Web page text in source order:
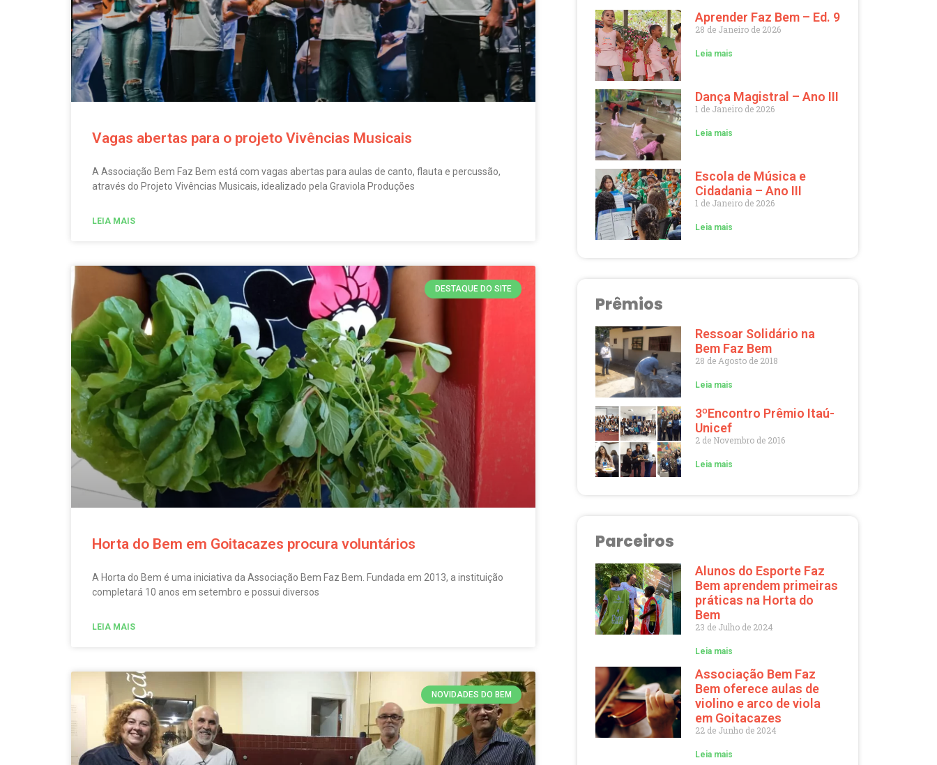
Vagas abertas para o projeto Vivências Musicais
A Associação Bem Faz Bem está com vagas abertas para aulas de canto, flauta e percussão,
através do Projeto Vivências Musicais, idealizado pela Graviola Produções
LEIA MAIS
DESTAQUE DO SITE
Horta do Bem em Goitacazes procura voluntários
A Horta do Bem é uma iniciativa da Associação Bem Faz Bem. Fundada em 2013, a instituição
completará 10 anos em setembro e possui diversos
LEIA MAIS
NOVIDADES DO BEM
Aprender Faz Bem – Ed. 9
28 de Janeiro de 2026
Leia mais
Dança Magistral – Ano III
1 de Janeiro de 2026
Leia mais
Escola de Música e
Cidadania – Ano III
1 de Janeiro de 2026
Leia mais
Prêmios
Ressoar Solidário na
Bem Faz Bem
28 de Agosto de 2018
Leia mais
3ºEncontro Prêmio Itaú-
Unicef
2 de Novembro de 2016
Leia mais
Parceiros
Alunos do Esporte Faz
Bem aprendem primeiras
práticas na Horta do
Bem
23 de Julho de 2024
Leia mais
Associação Bem Faz
Bem oferece aulas de
violino e arco de viola
em Goitacazes
22 de Junho de 2024
Leia mais